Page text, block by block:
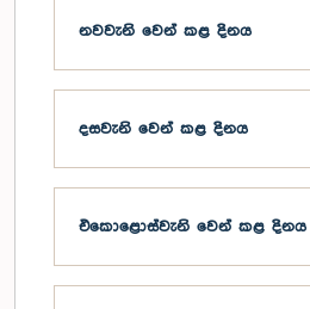
නවවැනි වෙන් කළ දිනය
දසවැනි වෙන් කළ දිනය
එකොළොස්වැනි වෙන් කළ දිනය